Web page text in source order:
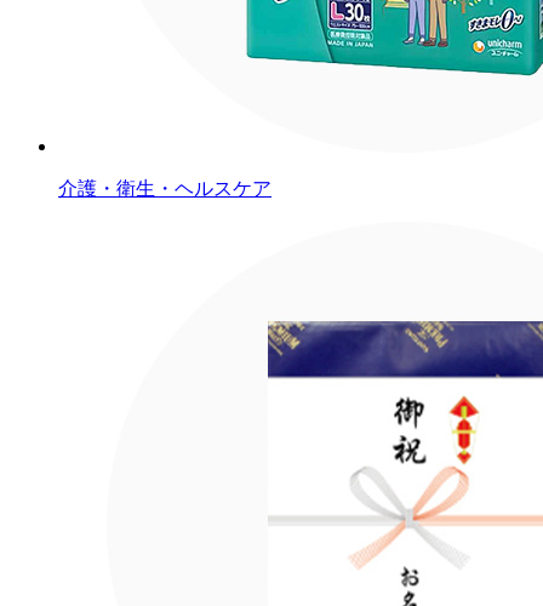
介護・衛生・ヘルスケア